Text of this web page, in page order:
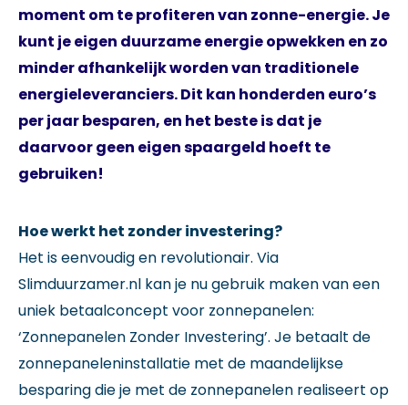
moment om te profiteren van zonne-energie. Je
kunt je eigen duurzame energie opwekken en zo
minder afhankelijk worden van traditionele
energieleveranciers. Dit kan honderden euro’s
per jaar besparen, en het beste is dat je
daarvoor geen eigen spaargeld hoeft te
gebruiken!
Hoe werkt het zonder investering?
Het is eenvoudig en revolutionair. Via
Slimduurzamer.nl kan je nu gebruik maken van een
uniek betaalconcept voor zonnepanelen:
‘Zonnepanelen Zonder Investering’. Je betaalt de
zonnepaneleninstallatie met de maandelijkse
besparing die je met de zonnepanelen realiseert op